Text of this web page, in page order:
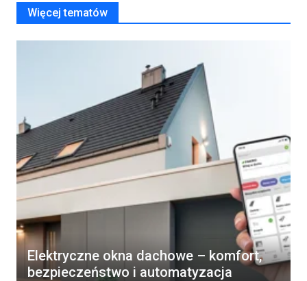
Więcej tematów
Elektryczne okna dachowe – komfort,
bezpieczeństwo i automatyzacja